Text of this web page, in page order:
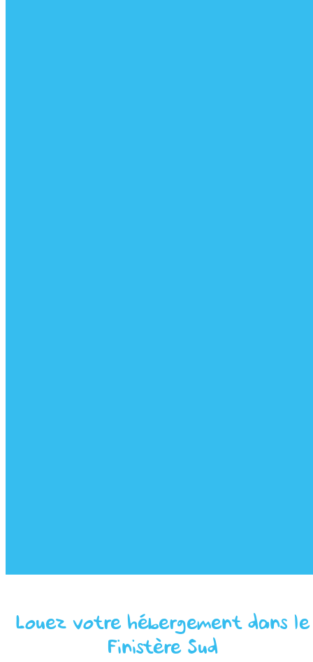
Louez votre hébergement dans le
Finistère Sud